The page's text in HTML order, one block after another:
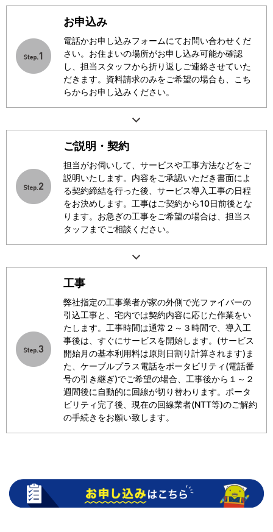
お申込み
電話かお申し込みフォームにてお問い合わせくだ
さい。お住まいの場所がお申し込み可能か確認
し、担当スタッフから折り返しご連絡させていた
だきます。資料請求のみをご希望の場合も、こち
らからお申し込みください。
ご説明・契約
担当がお伺いして、サービスや工事方法などをご
説明いたします。内容をご承認いただき書面によ
る契約締結を行った後、サービス導入工事の日程
をお決めします。工事はご契約から10日前後とな
ります。お急ぎの工事をご希望の場合は、担当ス
タッフまでご相談ください。
工事
弊社指定の工事業者が家の外側で光ファイバーの
引込工事と、宅内では契約内容に応じた作業をい
たします。工事時間は通常２～３時間で、導入工
事後は、すぐにサービスを開始します。(サービス
開始月の基本利用料は原則日割り計算されます)ま
た、ケーブルプラス電話をポータビリティ(電話番
号の引き継ぎ)でご希望の場合、工事後から１～２
週間後に自動的に回線が切り替わります。ポータ
ビリティ完了後、現在の回線業者(NTT等)のご解約
の手続きをお願い致します。